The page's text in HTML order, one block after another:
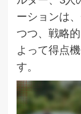
ーションは
つつ、戦略
よって得点
す。